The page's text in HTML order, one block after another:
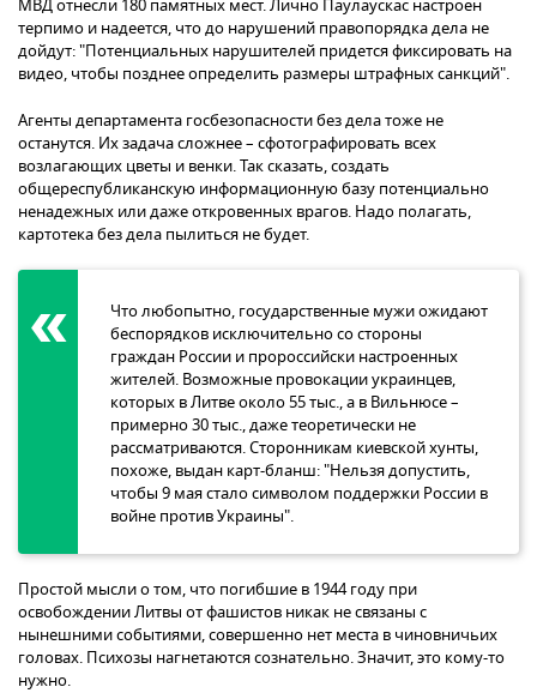
МВД отнесли 180 памятных мест. Лично Паулаускас настроен
терпимо и надеется, что до нарушений правопорядка дела не
дойдут: "Потенциальных нарушителей придется фиксировать на
видео, чтобы позднее определить размеры штрафных санкций".
Агенты департамента госбезопасности без дела тоже не
останутся. Их задача сложнее – сфотографировать всех
возлагающих цветы и венки. Так сказать, создать
общереспубликанскую информационную базу потенциально
ненадежных или даже откровенных врагов. Надо полагать,
картотека без дела пылиться не будет.
Что любопытно, государственные мужи ожидают
беспорядков исключительно со стороны
граждан России и пророссийски настроенных
жителей. Возможные провокации украинцев,
которых в Литве около 55 тыс., а в Вильнюсе –
примерно 30 тыс., даже теоретически не
рассматриваются. Сторонникам киевской хунты,
похоже, выдан карт-бланш: "Нельзя допустить,
чтобы 9 мая стало символом поддержки России в
войне против Украины".
Простой мысли о том, что погибшие в 1944 году при
освобождении Литвы от фашистов никак не связаны с
нынешними событиями, совершенно нет места в чиновничьих
головах. Психозы нагнетаются сознательно. Значит, это кому-то
нужно.